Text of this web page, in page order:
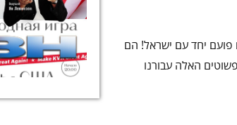
פועם יחד עם ישראל! הם
האלה עבורנו